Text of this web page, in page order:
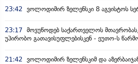
23:42 ვოლოდიმირ ზელენსკი 8 აგვისტოს
23:17 მოვუწოდებ საქართველოს
უპირობო გათავისუფლებისკენ - ეუთო-ს
21:42
ვოლოდიმირ ზელენსკიმ და